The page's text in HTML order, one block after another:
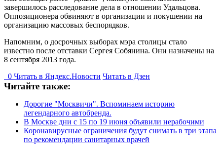
завершилось расследование дела в отношении Удальцова.
Оппозиционера обвиняют в организации и покушении на
организацию массовых беспорядков.
Напомним, о досрочных выборах мэра столицы стало
известно после отставки Сергея Собянина. Они назначены на
8 сентября 2013 года.
0 Читать в Яндекс.Новости Читать в Дзен
Читайте также:
Дорогие "Москвичи". Вспоминаем историю
легендарного автобренда.
В Москве дни с 15 по 19 июня объявили нерабочими
Коронавирусные ограничения будут снимать в три этапа
по рекомендации санитарных врачей